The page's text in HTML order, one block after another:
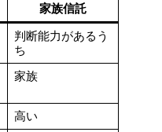
家族信託
判断能力があるう
ち
家族
高い